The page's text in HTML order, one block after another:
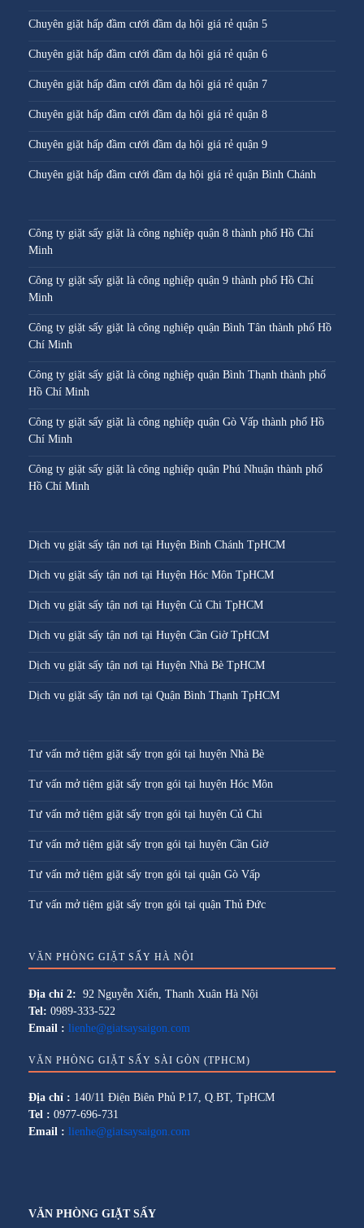
Chuyên giặt hấp đầm cưới đầm dạ hội giá rẻ quận 5
Chuyên giặt hấp đầm cưới đầm dạ hội giá rẻ quận 6
Chuyên giặt hấp đầm cưới đầm dạ hội giá rẻ quận 7
Chuyên giặt hấp đầm cưới đầm dạ hội giá rẻ quận 8
Chuyên giặt hấp đầm cưới đầm dạ hội giá rẻ quận 9
Chuyên giặt hấp đầm cưới đầm dạ hội giá rẻ quận Bình Chánh
Công ty giặt sấy giặt là công nghiệp quận 8 thành phố Hồ Chí
Minh
Công ty giặt sấy giặt là công nghiệp quận 9 thành phố Hồ Chí
Minh
Công ty giặt sấy giặt là công nghiệp quận Bình Tân thành phố Hồ
Chí Minh
Công ty giặt sấy giặt là công nghiệp quận Bình Thạnh thành phố
Hồ Chí Minh
Công ty giặt sấy giặt là công nghiệp quận Gò Vấp thành phố Hồ
Chí Minh
Công ty giặt sấy giặt là công nghiệp quận Phú Nhuận thành phố
Hồ Chí Minh
Dịch vụ giặt sấy tận nơi tại Huyện Bình Chánh TpHCM
Dịch vụ giặt sấy tận nơi tại Huyện Hóc Môn TpHCM
Dịch vụ giặt sấy tận nơi tại Huyện Củ Chi TpHCM
Dịch vụ giặt sấy tận nơi tại Huyện Cần Giờ TpHCM
Dịch vụ giặt sấy tận nơi tại Huyện Nhà Bè TpHCM
Dịch vụ giặt sấy tận nơi tại Quận Bình Thạnh TpHCM
Tư vấn mở tiệm giặt sấy trọn gói tại huyện Nhà Bè
Tư vấn mở tiệm giặt sấy trọn gói tại huyện Hóc Môn
Tư vấn mở tiệm giặt sấy trọn gói tại huyện Củ Chi
Tư vấn mở tiệm giặt sấy trọn gói tại huyện Cần Giờ
Tư vấn mở tiệm giặt sấy trọn gói tại quận Gò Vấp
Tư vấn mở tiệm giặt sấy trọn gói tại quận Thủ Đức
VĂN PHÒNG GIẶT SẤY HÀ NỘI
Địa chỉ 2: 92 Nguyễn Xiển, Thanh Xuân Hà Nội
Tel: 0989-333-522
Email : lienhe@giatsaysaigon.com
VĂN PHÒNG GIẶT SẤY SÀI GÒN (TPHCM)
Địa chỉ : 140/11 Điện Biên Phủ P.17, Q.BT, TpHCM
Tel : 0977-696-731
Email : lienhe@giatsaysaigon.com
VĂN PHÒNG GIẶT SẤY